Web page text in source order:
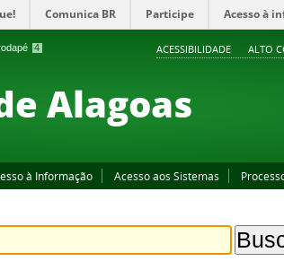
4 ACESSIBILIDADE ALTO
Comunica BR Participe Acesso à
Alagoas
à Informação Acesso aos Sistemas